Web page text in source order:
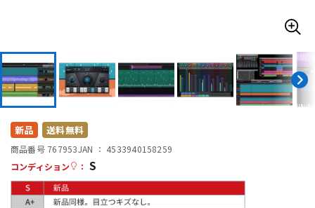
DTM オンライン納品 レコーディング機器
配信/ライブ機器
中古 ヴィンテージ
新品 送料無料
商品番号 767953JAN ： 4533940158259
コンディション
： S